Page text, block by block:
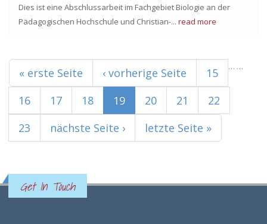
Dies ist eine Abschlussarbeit im Fachgebiet Biologie an der
Pädagogischen Hochschule und Christian-... read more
Seiten
« erste Seite ‹ vorherige Seite …
15
16
17 18 19 20 21
22
23
…
nächste Seite › letzte Seite »
Get In Touch